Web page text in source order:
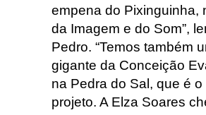
empena do Pixinguinha,
da Imagem e do Som”,
Pedro. “Temos também
gigante da Conceição
na Pedra do Sal, que é o
projeto. A Elza Soares